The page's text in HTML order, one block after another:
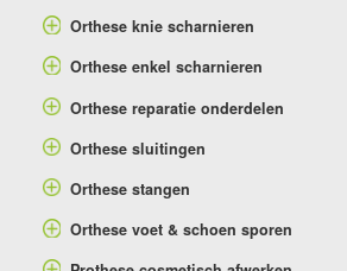
Orthese knie scharnieren
Orthese enkel scharnieren
Orthese reparatie onderdelen
Orthese sluitingen
Orthese stangen
Orthese voet & schoen sporen